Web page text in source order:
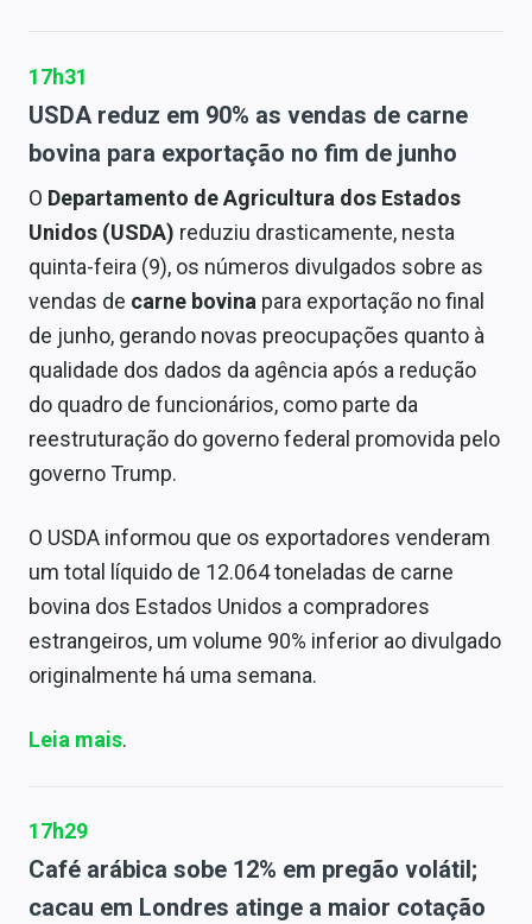
17h31
USDA reduz em 90% as vendas de carne
bovina para exportação no fim de junho
O Departamento de Agricultura dos Estados
Unidos (USDA) reduziu drasticamente, nesta
quinta-feira (9), os números divulgados sobre as
vendas de carne bovina para exportação no final
de junho, gerando novas preocupações quanto à
qualidade dos dados da agência após a redução
do quadro de funcionários, como parte da
reestruturação do governo federal promovida pelo
governo Trump.
O USDA informou que os exportadores venderam
um total líquido de 12.064 toneladas de carne
bovina dos Estados Unidos a compradores
estrangeiros, um volume 90% inferior ao divulgado
originalmente há uma semana.
Leia mais.
17h29
Café arábica sobe 12% em pregão volátil;
cacau em Londres atinge a maior cotação